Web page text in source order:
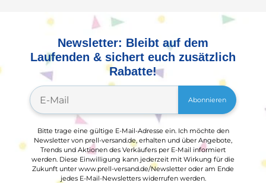
Newsletter: Bleibt auf dem
Laufenden & sichert euch zusätzlich
Rabatte!
Abonnieren
Bitte trage eine gültige E-Mail-Adresse ein. Ich möchte den
Newsletter von prell-versand.de, erhalten und über Angebote,
Trends und Aktionen des Verkäufers per E-Mail informiert
werden. Diese Einwilligung kann jederzeit mit Wirkung für die
Zukunft unter www.prell-versand.de/Newsletter oder am Ende
jedes E-Mail-Newsletters widerrufen werden.